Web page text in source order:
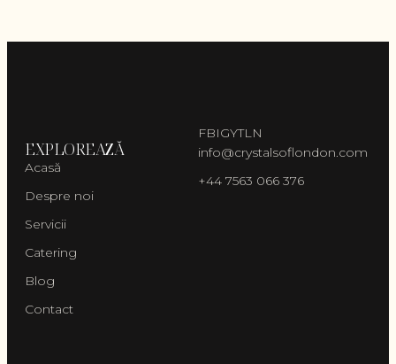
EXPLOREAZĂ
Acasă
Despre noi
Servicii
Catering
Blog
Contact
FBIGYTLN
info@crystalsoflondon.com
+44 7563 066 376